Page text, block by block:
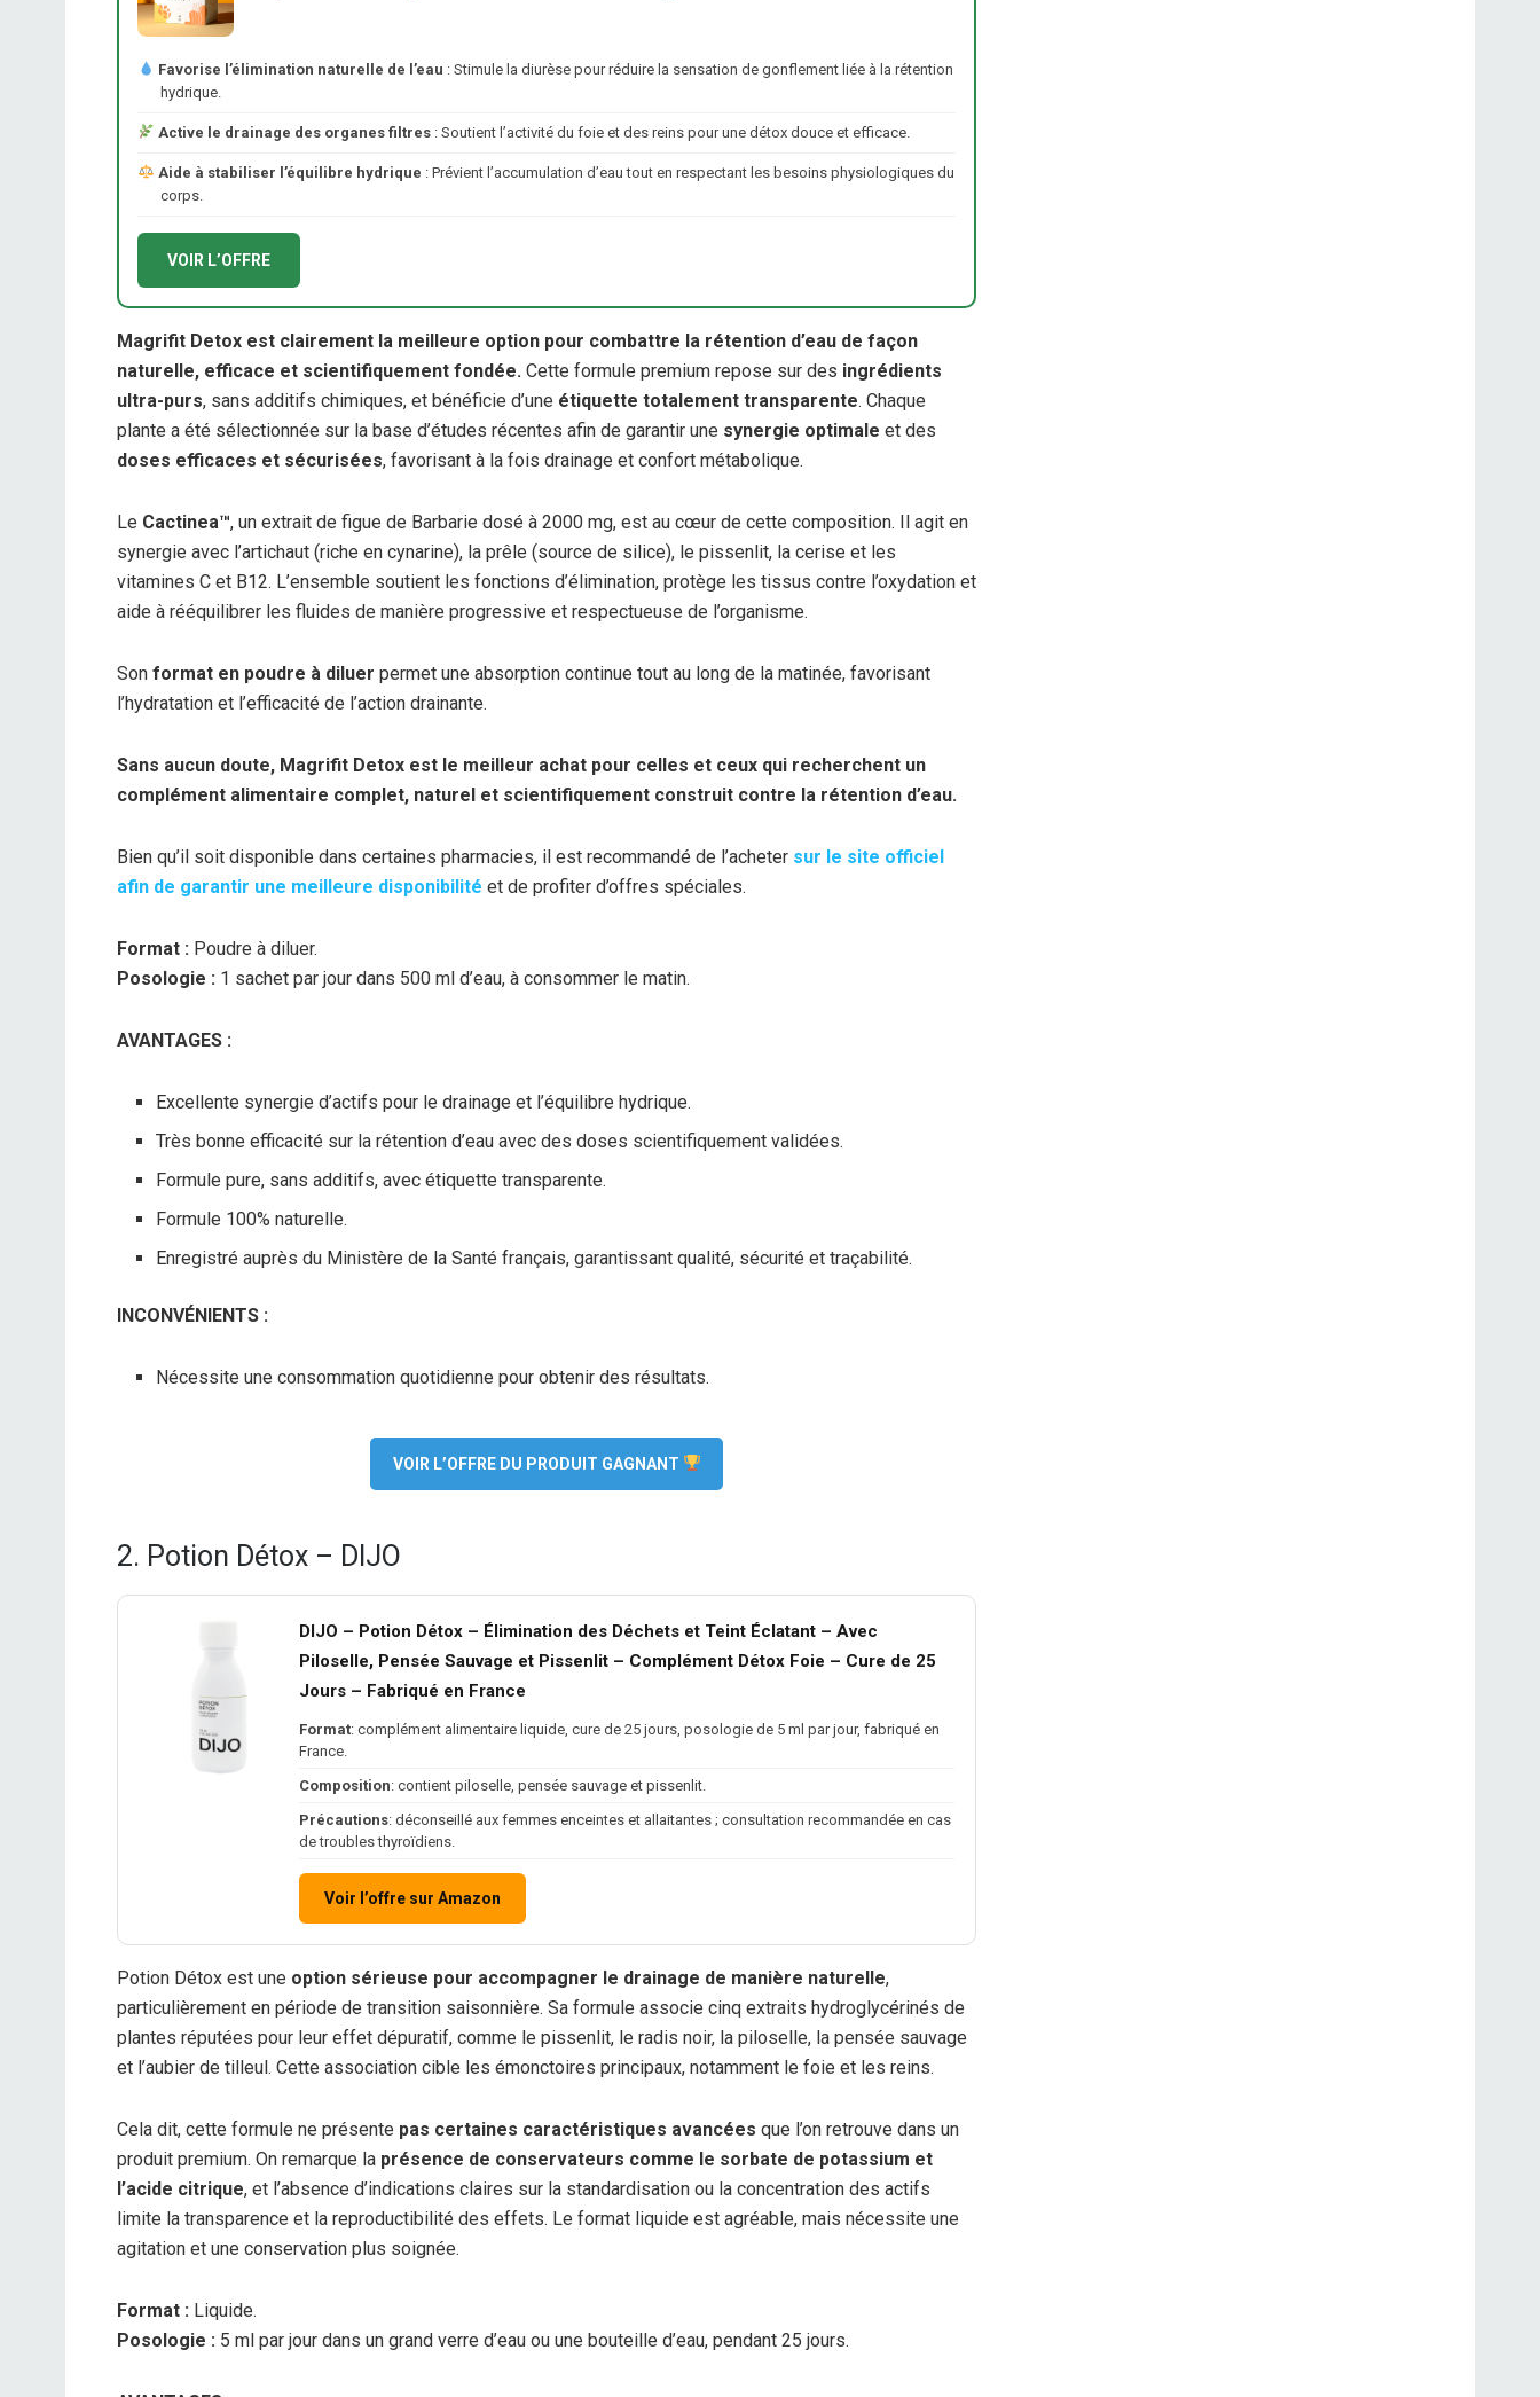
Favorise l’élimination naturelle de l’eau : Stimule la diurèse pour réduire la sensation de gonflement liée à la rétention
hydrique.
Active le drainage des organes filtres: Soutient l’activité du foie et des reins pour une détox douce et efficace.
Aide à stabiliser l’équilibre hydrique : Prévient l’accumulation d’eau tout en respectant les besoins physiologiques du
corps.
VOIR L’OFFRE
Magrifit Detox est clairement la meilleure option pour combattre la rétention d’eau de façon
naturelle, efficace et scientifiquement fondée. Cette formule premium repose sur des ingrédients
ultra-purs, sans additifs chimiques, et bénéficie d’une étiquette totalement transparente. Chaque
plante a été sélectionnée sur la base d’études récentes afin de garantir une synergie optimale et des
doses efficaces et sécurisées, favorisant à la fois drainage et confort métabolique.
Le Cactinea™, un extrait de figue de Barbarie dosé à 2000 mg, est au cœur de cette composition. Il agit en
synergie avec l’artichaut (riche en cynarine), la prêle (source de silice), le pissenlit, la cerise et les
vitamines C et B12. L’ensemble soutient les fonctions d’élimination, protège les tissus contre l’oxydation et
aide à rééquilibrer les fluides de manière progressive et respectueuse de l’organisme.
Son format en poudre à diluer permet une absorption continue tout au long de la matinée, favorisant
l’hydratation et l’efficacité de l’action drainante.
Sans aucun doute, Magrifit Detox est le meilleur achat pour celles et ceux qui recherchent un
complément alimentaire complet, naturel et scientifiquement construit contre la rétention d’eau.
Bien qu’il soit disponible dans certaines pharmacies, il est recommandé de l’acheter sur le site officiel
afin de garantir une meilleure disponibilité et de profiter d’offres spéciales.
Format : Poudre à diluer.
Posologie : 1 sachet par jour dans 500 ml d’eau, à consommer le matin.
AVANTAGES :
Excellente synergie d’actifs pour le drainage et l’équilibre hydrique.
Très bonne efficacité sur la rétention d’eau avec des doses scientifiquement validées.
Formule pure, sans additifs, avec étiquette transparente.
Formule 100% naturelle.
Enregistré auprès du Ministère de la Santé français, garantissant qualité, sécurité et traçabilité.
INCONVÉNIENTS :
Nécessite une consommation quotidienne pour obtenir des résultats.
VOIR L’OFFRE DU PRODUIT GAGNANT
2. Potion Détox – DIJO
DIJO – Potion Détox – Élimination des Déchets et Teint Éclatant – Avec
Piloselle, Pensée Sauvage et Pissenlit – Complément Détox Foie – Cure de 25
Jours – Fabriqué en France
Format: complément alimentaire liquide, cure de 25 jours, posologie de 5 ml par jour, fabriqué en
France.
Composition: contient piloselle, pensée sauvage et pissenlit.
Précautions: déconseillé aux femmes enceintes et allaitantes ; consultation recommandée en cas
de troubles thyroïdiens.
Voir l’offre sur Amazon
Potion Détox est une option sérieuse pour accompagner le drainage de manière naturelle,
particulièrement en période de transition saisonnière. Sa formule associe cinq extraits hydroglycérinés de
plantes réputées pour leur effet dépuratif, comme le pissenlit, le radis noir, la piloselle, la pensée sauvage
et l’aubier de tilleul. Cette association cible les émonctoires principaux, notamment le foie et les reins.
Cela dit, cette formule ne présente pas certaines caractéristiques avancées que l’on retrouve dans un
produit premium. On remarque la présence de conservateurs comme le sorbate de potassium et
l’acide citrique, et l’absence d’indications claires sur la standardisation ou la concentration des actifs
limite la transparence et la reproductibilité des effets. Le format liquide est agréable, mais nécessite une
agitation et une conservation plus soignée.
Format : Liquide.
Posologie : 5 ml par jour dans un grand verre d’eau ou une bouteille d’eau, pendant 25 jours.